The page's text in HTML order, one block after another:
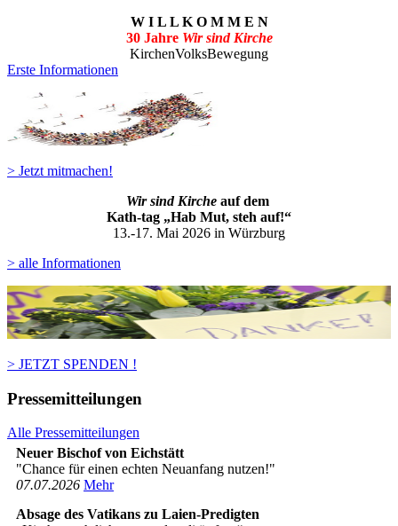
W I L L K O M M E N
30 Jahre Wir sind Kirche
KirchenVolksBewegung
Erste Informationen
> Jetzt mitmachen!
Wir sind Kirche auf dem
Kath-tag „Hab Mut, steh auf!“
13.-17. Mai 2026 in Würzburg
> alle Informationen
> JETZT SPENDEN !
Pressemitteilungen
Alle Pressemitteilungen
Neuer Bischof von Eichstätt
"Chance für einen echten Neuanfang nutzen!"
07­.07.2026 Mehr
Absage des Vatikans zu Laien-Predigten